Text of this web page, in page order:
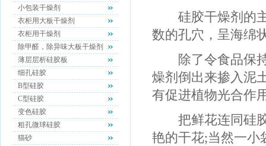
小包装干燥剂
衣柜用大板干燥剂
衣柜用干燥剂
除甲醛，除异味大板干燥剂
薄层层析硅胶板
细孔硅胶
B型硅胶
C型硅胶
变色硅胶
粗孔微球硅胶
猫砂
硅胶干燥剂的主
数的孔穴，呈海绵
除了令食品保持
燥剂倒出来掺入泥
有促进植物光合作
把鲜花连同硅胶
艳的干花;当然一小